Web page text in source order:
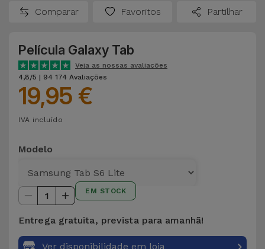
Comparar Favoritos Partilhar
Película Galaxy Tab
Veja as nossas avaliações
4,8/5 | 94 174 Avaliações
19,95 €
IVA incluído
Modelo
1 EM STOCK
Entrega gratuita, prevista para amanhã!
Ver disponibilidade em loja